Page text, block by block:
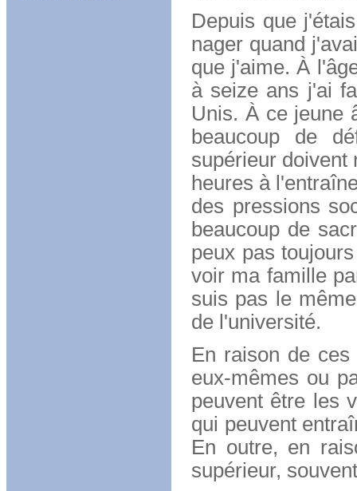
Depuis que
nager quand
que j'aime. À
à seize ans j'ai
Unis. À ce jeune
beaucoup de
supérieur doivent
heures à
des pressions
beaucoup de
peux pas
voir ma famille
suis pas le
de l'université.
En raison de
eux-mêmes ou
peuvent être les
qui peuvent
En outre, en
supérieur,